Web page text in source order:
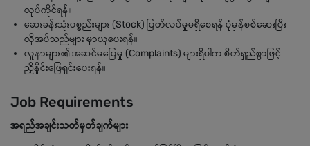
လုပ်ကိုင်ရန်။
ဆေးခန်းသုံးပစ္စည်းများ (Stock) ပြတ်လပ်မှုမရှိစေရန် ပုံမှန်စစ်ဆေးပြီး
လိုအပ်သည်များ မှာယူပေးရန်။
လူနာများ၏ အဆင်မပြေမှု (Complaints) များရှိပါက စိတ်ရှည်စွာဖြင့်
ညှိနှိုင်းဖြေရှင်းပေးရန်။
Job Requirements
အရည်အချင်းသတ်မှတ်ချက်များ